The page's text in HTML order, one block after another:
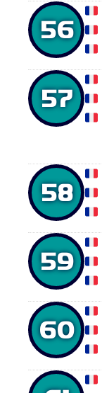
56
57
58
59
60